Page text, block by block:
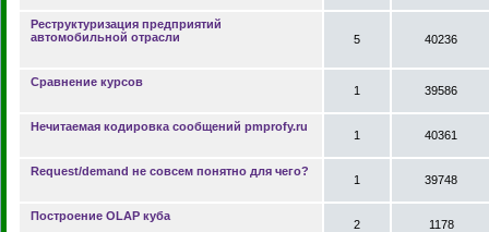
Реструктуризация предприятий
автомобильной отрасли
5 40236
Сравнение курсов
1 39586
Нечитаемая кодировка сообщений pmprofy.ru
1 40361
Request/demand не совсем понятно для чего?
1 39748
Построение OLAP куба
2 1178